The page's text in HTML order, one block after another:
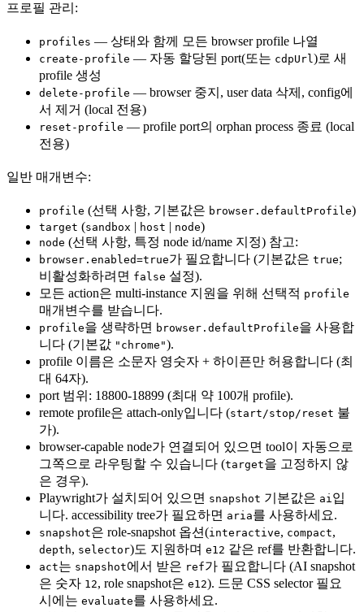
프로필 관리:
profiles — 상태와 함께 모든 browser profile 나열
create-profile — 자동 할당된 port(또는 cdpUrl)로 새
profile 생성
delete-profile — browser 중지, user data 삭제, config에
서 제거 (local 전용)
reset-profile — profile port의 orphan process 종료 (local
전용)
일반 매개변수:
profile (선택 사항, 기본값은 browser.defaultProfile)
target (sandbox | host | node)
node (선택 사항, 특정 node id/name 지정) 참고:
browser.enabled=true가 필요합니다 (기본값은 true;
비활성화하려면 false 설정).
모든 action은 multi-instance 지원을 위해 선택적 profile
매개변수를 받습니다.
profile을 생략하면 browser.defaultProfile을 사용합
니다 (기본값 "chrome").
profile 이름은 소문자 영숫자 + 하이픈만 허용합니다 (최
대 64자).
port 범위: 18800-18899 (최대 약 100개 profile).
remote profile은 attach-only입니다 (start/stop/reset 불
가).
browser-capable node가 연결되어 있으면 tool이 자동으로
그쪽으로 라우팅할 수 있습니다 (target을 고정하지 않
은 경우).
Playwright가 설치되어 있으면 snapshot 기본값은 ai입
니다. accessibility tree가 필요하면 aria를 사용하세요.
snapshot은 role-snapshot 옵션(interactive, compact,
depth, selector)도 지원하며 e12 같은 ref를 반환합니다.
act는 snapshot에서 받은 ref가 필요합니다 (AI snapshot
은 숫자 12, role snapshot은 e12). 드문 CSS selector 필요
시에는 evaluate를 사용하세요.